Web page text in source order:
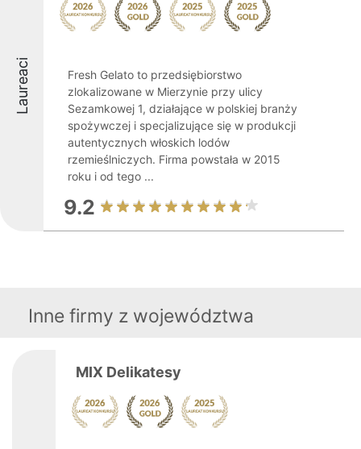
Laureaci
Fresh Gelato to przedsiębiorstwo
zlokalizowane w Mierzynie przy ulicy
Sezamkowej 1, działające w polskiej branży
spożywczej i specjalizujące się w produkcji
autentycznych włoskich lodów
rzemieślniczych. Firma powstała w 2015
roku i od tego ...
9.2
Inne firmy z województwa
MIX Delikatesy